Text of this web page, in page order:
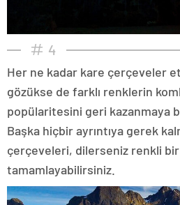
4
Her ne kadar kare çerçeveler
gözükse de farklı renklerin
popülaritesini geri kazanmaya
Başka hiçbir ayrıntıya gerek
çerçeveleri, dilerseniz renkli
tamamlayabilirsiniz.